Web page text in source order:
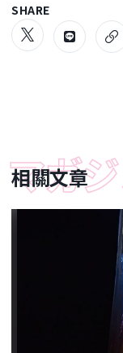
SHARE
相關文章